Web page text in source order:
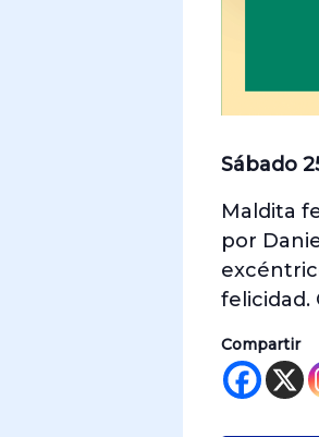
Sábado
Maldita
por
felicidad.
Compartir